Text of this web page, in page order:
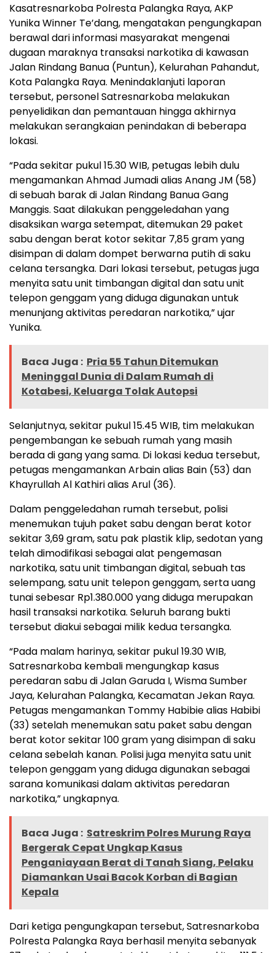
Kasatresnarkoba Polresta Palangka Raya, AKP
Yunika Winner Te’dang, mengatakan pengungkapan
berawal dari informasi masyarakat mengenai
dugaan maraknya transaksi narkotika di kawasan
Jalan Rindang Banua (Puntun), Kelurahan Pahandut,
Kota Palangka Raya. Menindaklanjuti laporan
tersebut, personel Satresnarkoba melakukan
penyelidikan dan pemantauan hingga akhirnya
melakukan serangkaian penindakan di beberapa
lokasi.
“Pada sekitar pukul 15.30 WIB, petugas lebih dulu
mengamankan Ahmad Jumadi alias Anang JM (58)
di sebuah barak di Jalan Rindang Banua Gang
Manggis. Saat dilakukan penggeledahan yang
disaksikan warga setempat, ditemukan 29 paket
sabu dengan berat kotor sekitar 7,85 gram yang
disimpan di dalam dompet berwarna putih di saku
celana tersangka. Dari lokasi tersebut, petugas juga
menyita satu unit timbangan digital dan satu unit
telepon genggam yang diduga digunakan untuk
menunjang aktivitas peredaran narkotika,” ujar
Yunika.
Baca Juga : Pria 55 Tahun Ditemukan
Meninggal Dunia di Dalam Rumah di
Kotabesi, Keluarga Tolak Autopsi
Selanjutnya, sekitar pukul 15.45 WIB, tim melakukan
pengembangan ke sebuah rumah yang masih
berada di gang yang sama. Di lokasi kedua tersebut,
petugas mengamankan Arbain alias Bain (53) dan
Khayrullah Al Kathiri alias Arul (36).
Dalam penggeledahan rumah tersebut, polisi
menemukan tujuh paket sabu dengan berat kotor
sekitar 3,69 gram, satu pak plastik klip, sedotan yang
telah dimodifikasi sebagai alat pengemasan
narkotika, satu unit timbangan digital, sebuah tas
selempang, satu unit telepon genggam, serta uang
tunai sebesar Rp1.380.000 yang diduga merupakan
hasil transaksi narkotika. Seluruh barang bukti
tersebut diakui sebagai milik kedua tersangka.
“Pada malam harinya, sekitar pukul 19.30 WIB,
Satresnarkoba kembali mengungkap kasus
peredaran sabu di Jalan Garuda I, Wisma Sumber
Jaya, Kelurahan Palangka, Kecamatan Jekan Raya.
Petugas mengamankan Tommy Habibie alias Habibi
(33) setelah menemukan satu paket sabu dengan
berat kotor sekitar 100 gram yang disimpan di saku
celana sebelah kanan. Polisi juga menyita satu unit
telepon genggam yang diduga digunakan sebagai
sarana komunikasi dalam aktivitas peredaran
narkotika,” ungkapnya.
Baca Juga : Satreskrim Polres Murung Raya
Bergerak Cepat Ungkap Kasus
Penganiayaan Berat di Tanah Siang, Pelaku
Diamankan Usai Bacok Korban di Bagian
Kepala
Dari ketiga pengungkapan tersebut, Satresnarkoba
Polresta Palangka Raya berhasil menyita sebanyak